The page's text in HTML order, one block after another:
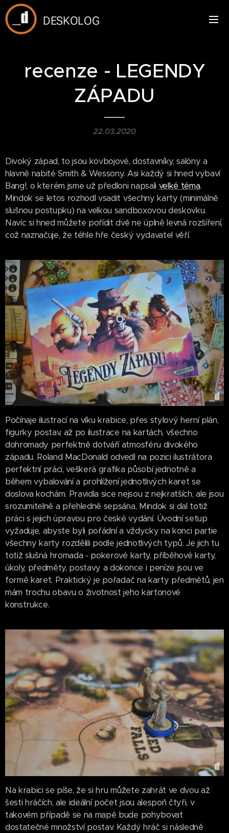
DESKOLOG
recenze - LEGENDY
ZÁPADU
22.03.2020
Divoký západ, to jsou kovbojové, dostavníky, salóny a
hlavně nabité Smith & Wessony. Asi každý si hned vybaví
Bang!, o kterém jsme už předloni napsali velké téma.
Mindok se letos rozhodl vsadit všechny karty (minimálně
slušnou postupku) na velkou sandboxovou deskovku.
Navíc si hned můžete pořídit dvě ne úplně levná rozšíření,
což naznačuje, že téhle hře český vydavatel věří.
Počínaje ilustrací na víku krabice, přes stylový herní plán,
figurky postav, až po ilustrace na kartách, všechno
dohromady perfektně dotváří atmosféru divokého
západu. Roland MacDonald odvedl na pozici ilustrátora
perfektní práci, veškerá grafika působí jednotně a
během vybalování a prohlížení jednotlivých karet se
doslova kochám. Pravidla sice nejsou z nejkratších, ale jsou
srozumitelně a přehledně sepsána, Mindok si dal totiž
práci s jejich úpravou pro české vydání. Úvodní setup
vyžaduje, abyste byli pořádní a vždycky na konci partie
všechny karty rozdělili podle jednotlivých typů. Je jich tu
totiž slušná hromada - pokerové karty, příběhové karty,
úkoly, předměty, postavy a dokonce i peníze jsou ve
formě karet. Praktický je pořadač na karty předmětů, jen
mám trochu obavu o životnost jeho kartonové
konstrukce.
Na krabici se píše, že si hru můžete zahrát ve dvou až
šesti hráčích, ale ideální počet jsou alespoň čtyři, v
takovém případě se na mapě bude pohybovat
dostatečné množství postav. Každý hráč si následně